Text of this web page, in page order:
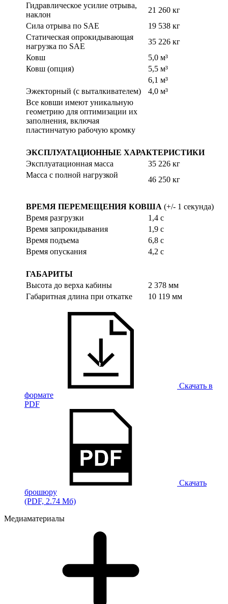
Гидравлическое усилие отрыва,
наклон
21 260 кг
Сила отрыва по SAE
19 538 кг
Статическая опрокидывающая
нагрузка по SAE
35 226 кг
Ковш
5,0 м³
Ковш (опция)
5,5 м³
6,1 м³
Эжекторный (с выталкивателем)
4,0 м³
Все ковши имеют уникальную
геометрию для оптимизации их
заполнения, включая
пластинчатую рабочую кромку
ЭКСПЛУАТАЦИОННЫЕ ХАРАКТЕРИСТИКИ
Эксплуатационная масса
35 226 кг
Масса с полной нагрузкой
46 250 кг
ВРЕМЯ ПЕРЕМЕЩЕНИЯ КОВША (+/- 1 секунда)
Время разгрузки
1,4 с
Время запрокидывания
1,9 с
Время подъема
6,8 с
Время опускания
4,2 с
ГАБАРИТЫ
Высота до верха кабины
2 378 мм
Габаритная длина при откатке
10 119 мм
Скачать в
формате
PDF
Скачать
брошюру
(PDF, 2.74 Мб)
Медиаматериалы